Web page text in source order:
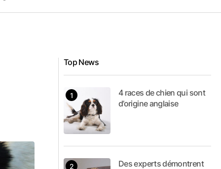
Top News
4 races de chien qui sont
d’origine anglaise
Des experts démontrent